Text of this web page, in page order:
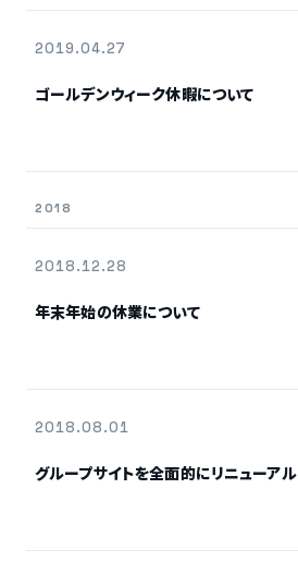
2019.04.27
ゴールデンウィーク休暇について
2018
2018.12.28
年末年始の休業について
2018.08.01
グループサイトを全面的にリニューアル